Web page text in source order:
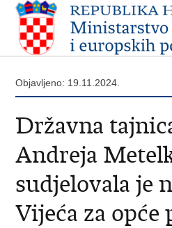
Objavljeno: 19.11.2024.
Državna
Andreja
sudjelovala je
Vijeća za opće